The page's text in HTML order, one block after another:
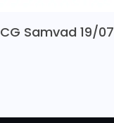
CG Samvad 19/07